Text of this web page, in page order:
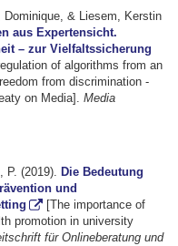
& Liesem, Kerstin
aus Expertensicht.
– zur Vielfaltssicherung
of algorithms from an
from discrimination -
on Media]. Media
P. (2019). Die Bedeutung
und
[The importance of
promotion in university
für Onlineberatung und